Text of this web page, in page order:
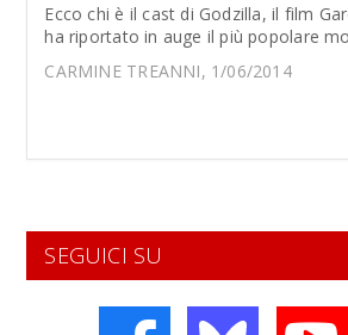
Ecco chi è il cast di Godzilla, il film
ha riportato in auge il più popolare
CARMINE TREANNI, 1/06/2014
SEGUICI SU